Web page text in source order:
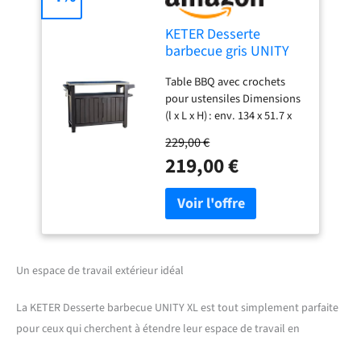
KETER Desserte
barbecue gris UNITY
51.7 x 89.6 cm
Table BBQ avec crochets
pour ustensiles Dimensions
(l x L x H) : env. 134 x 51.7 x
inox Offre beaucoup
d'espace de rangement En
résistant aux UV et aux
intempéries (plastique)
229,00 €
219,00 €
Un espace de travail extérieur idéal
La KETER Desserte barbecue UNITY XL est tout simplement parfaite
pour ceux qui cherchent à étendre leur espace de travail en